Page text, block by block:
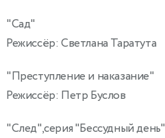
"Сад"
Режиссёр: Светлана Таратута
"Преступление и наказание"
Режиссёр: Петр Буслов
"След",серия "Бессудный день"